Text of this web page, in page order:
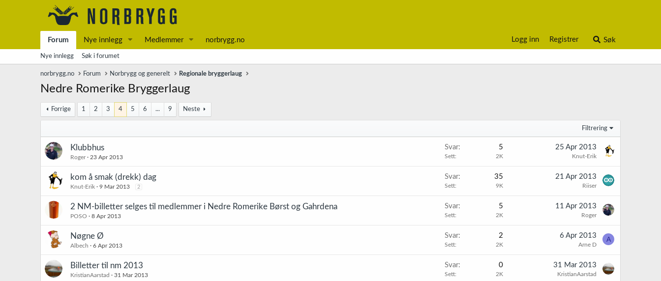
Forum Nye innlegg Medlemmer norbrygg.no Logg inn Registrer Søk
Nye innlegg Søk i forumet
norbrygg.no Forum Norbrygg og generelt Regionale bryggerlaug
Nedre Romerike Bryggerlaug
Forrige 1 2 3 4 5 6 ... 9 Neste
Filtrering
Klubbhus
Roger 23 Apr 2013
Svar 5
Sett 2K
25 Apr 2013
Knut-Erik
kom å smak (drekk) dag
Knut-Erik 9 Mar 2013 2
Svar 35
Sett 9K
21 Apr 2013
Riiser
2 NM-billetter selges til medlemmer i Nedre Romerike Børst og Gahrdena
POSO 8 Apr 2013
Svar 5
Sett 2K
11 Apr 2013
Roger
Nøgne Ø
Albech 6 Apr 2013
Svar 2
Sett 2K
6 Apr 2013
Arne D
A
Billetter til nm 2013
KristianAarstad 31 Mar 2013
Svar 0
Sett 2K
31 Mar 2013
KristianAarstad